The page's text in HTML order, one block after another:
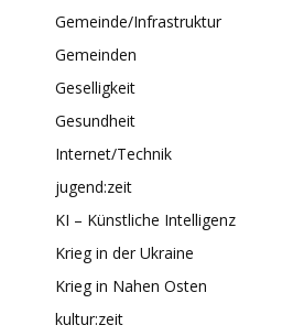
Gemeinde/Infrastruktur
Gemeinden
Geselligkeit
Gesundheit
Internet/Technik
jugend:zeit
KI – Künstliche Intelligenz
Krieg in der Ukraine
Krieg in Nahen Osten
kultur:zeit